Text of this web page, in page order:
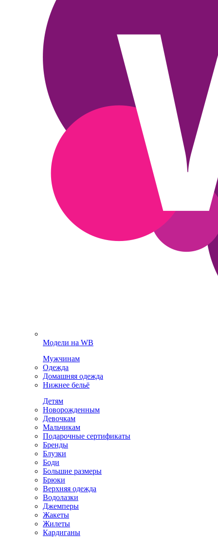
Модели на WB
Мужчинам
Одежда
Домашняя одежда
Нижнее бельё
Детям
Новорожденным
Девочкам
Мальчикам
Подарочные сертификаты
Бренды
Блузки
Боди
Большие размеры
Брюки
Верхняя одежда
Водолазки
Джемперы
Жакеты
Жилеты
Кардиганы